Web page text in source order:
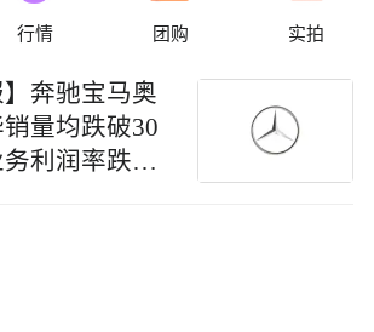
行情 团购 实拍
】奔驰宝马奥
量均跌破30
利润率跌至